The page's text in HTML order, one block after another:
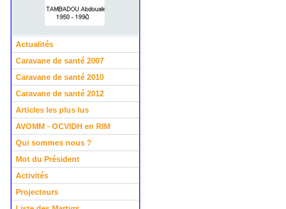
Actualités
Caravane de santé 2007
Caravane de santé 2010
Caravane de santé 2012
Articles les plus lus
AVOMM - OCVIDH en RIM
Qui sommes nous ?
Mot du Président
Activités
Projecteurs